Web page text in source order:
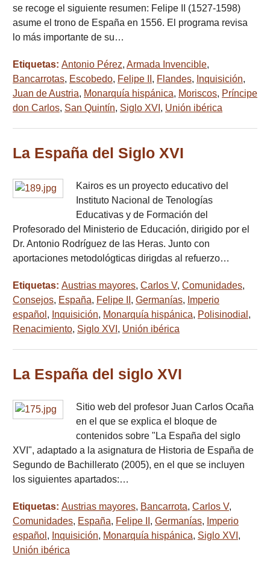
se recoge el siguiente resumen: Felipe II (1527-1598)
asume el trono de España en 1556. El programa revisa
lo más importante de su…
Etiquetas: Antonio Pérez, Armada Invencible,
Bancarrotas, Escobedo, Felipe II , Flandes, Inquisición,
Juan de Austria, Monarquía hispánica, Moriscos, Príncipe
don Carlos, San Quintín, Siglo XVI , Unión ibérica
La España del Siglo XVI
Kairos es un proyecto educativo del
Instituto Nacional de Tenologías
Educativas y de Formación del
Profesorado del Ministerio de Educación, dirigido por el
Dr. Antonio Rodríguez de las Heras. Junto con
aportaciones metodológticas dirigdas al refuerzo…
Etiquetas: Austrias mayores, Carlos V, Comunidades,
Consejos, España, Felipe II , Germanías, Imperio
español , Inquisición, Monarquía hispánica, Polisinodial ,
Renacimiento, Siglo XVI , Unión ibérica
La España del siglo XVI
Sitio web del profesor Juan Carlos Ocaña
en el que se explica el bloque de
contenidos sobre "La España del siglo
XVI", adaptado a la asignatura de Historia de España de
Segundo de Bachillerato (2005), en el que se incluyen
los siguientes apartados:…
Etiquetas: Austrias mayores, Bancarrota, Carlos V,
Comunidades, España, Felipe II , Germanías, Imperio
español , Inquisición, Monarquía hispánica, Siglo XVI ,
Unión ibérica